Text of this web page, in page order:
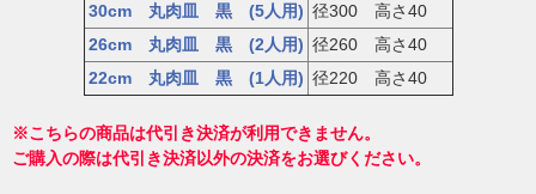
30cm 丸肉皿 黒 (5人用) 径300 高さ40
26cm 丸肉皿 黒 (2人用) 径260 高さ40
22cm 丸肉皿 黒 (1人用) 径220 高さ40
※こちらの商品は代引き決済が利用できません。
ご購入の際は代引き決済以外の決済をお選びください。